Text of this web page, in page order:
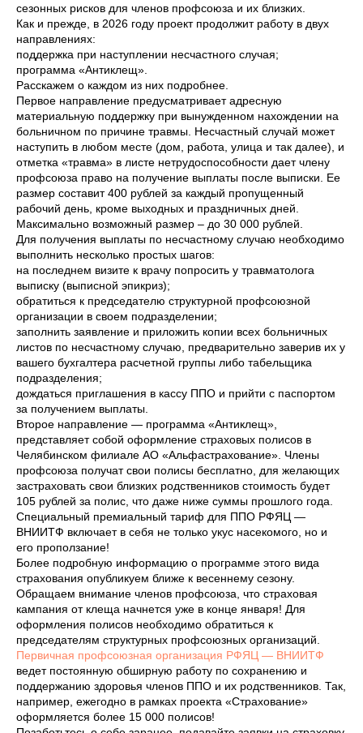
сезонных рисков для членов профсоюза и их близких.
Как и прежде, в 2026 году проект продолжит работу в двух
направлениях:
поддержка при наступлении несчастного случая;
программа «Антиклещ».
Расскажем о каждом из них подробнее.
Первое направление предусматривает адресную
материальную поддержку при вынужденном нахождении на
больничном по причине травмы. Несчастный случай может
наступить в любом месте (дом, работа, улица и так далее), и
отметка «травма» в листе нетрудоспособности дает члену
профсоюза право на получение выплаты после выписки. Ее
размер составит 400 рублей за каждый пропущенный
рабочий день, кроме выходных и праздничных дней.
Максимально возможный размер – до 30 000 рублей.
Для получения выплаты по несчастному случаю необходимо
выполнить несколько простых шагов:
на последнем визите к врачу попросить у травматолога
выписку (выписной эпикриз);
обратиться к председателю структурной профсоюзной
организации в своем подразделении;
заполнить заявление и приложить копии всех больничных
листов по несчастному случаю, предварительно заверив их у
вашего бухгалтера расчетной группы либо табельщика
подразделения;
дождаться приглашения в кассу ППО и прийти с паспортом
за получением выплаты.
Второе направление — программа «Антиклещ»,
представляет собой оформление страховых полисов в
Челябинском филиале АО «Альфастрахование». Члены
профсоюза получат свои полисы бесплатно, для желающих
застраховать свои близких родственников стоимость будет
105 рублей за полис, что даже ниже суммы прошлого года.
Специальный премиальный тариф для ППО РФЯЦ —
ВНИИТФ включает в себя не только укус насекомого, но и
его проползание!
Более подробную информацию о программе этого вида
страхования опубликуем ближе к весеннему сезону.
️Обращаем внимание членов профсоюза, что страховая
кампания от клеща начнется уже в конце января! Для
оформления полисов необходимо обратиться к
председателям структурных профсоюзных организаций.
Первичная профсоюзная организация РФЯЦ — ВНИИТФ
ведет постоянную обширную работу по сохранению и
поддержанию здоровья членов ППО и их родственников. Так,
например, ежегодно в рамках проекта «Страхование»
оформляется более 15 000 полисов!